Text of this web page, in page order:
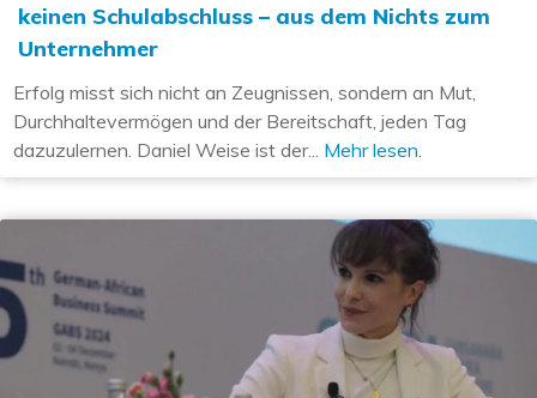
keinen Schulabschluss – aus dem Nichts zum
Unternehmer
Erfolg misst sich nicht an Zeugnissen, sondern an Mut,
Durchhaltevermögen und der Bereitschaft, jeden Tag
dazuzulernen. Daniel Weise ist der... Mehr lesen.